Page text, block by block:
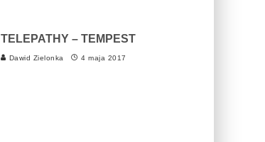
TELEPATHY – TEMPEST
Dawid Zielonka 4 maja 2017